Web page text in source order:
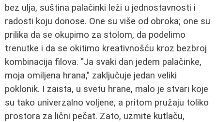
bez ulja, suština palačinki leži u jednostavnosti i
radosti koju donose. One su više od obroka; one su
prilika da se okupimo za stolom, da podelimo
trenutke i da se okitimo kreativnošću kroz bezbroj
kombinacija filova. "Ja svaki dan jedem palačinke,
moja omiljena hrana," zaključuje jedan veliki
poklonik. I zaista, u svetu hrane, malo je stvari koje
su tako univerzalno voljene, a pritom pružaju toliko
prostora za lični pečat. Zato, uzmite kutlaču,